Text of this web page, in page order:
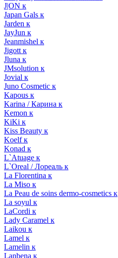
J|ON к
Japan Gals к
Jarden к
JayJun к
Jeanmishel к
Jigott к
Jluna к
JMsolution к
Jovial к
Juno Cosmetic к
Kapous к
Karina / Карина к
Kemon к
KiKi к
Kiss Beauty к
Koelf к
Konad к
L`Atuage к
L`Oreal / Лореаль к
La Florentina к
La Miso к
La Peau de soins dermo-cosmetics к
La soyul к
LaCordi к
Lady Caramel к
Laikou к
Lamel к
Lamelin к
Lanbena к